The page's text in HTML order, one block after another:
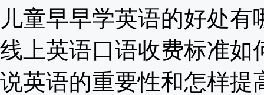
儿童早早学英语的好处有
线上英语口语收费标准如
说英语的重要性和怎样提